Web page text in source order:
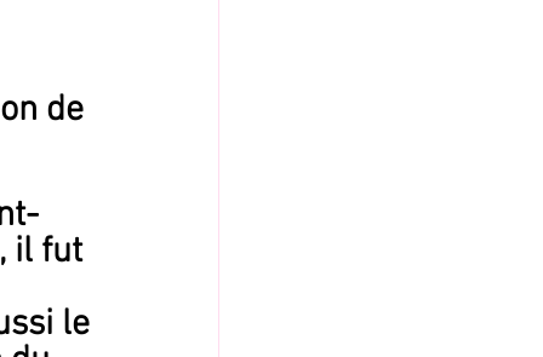
de
il fut
le